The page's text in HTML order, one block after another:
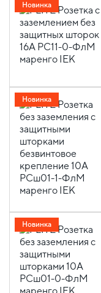
Новинка
Новинка
Новинка